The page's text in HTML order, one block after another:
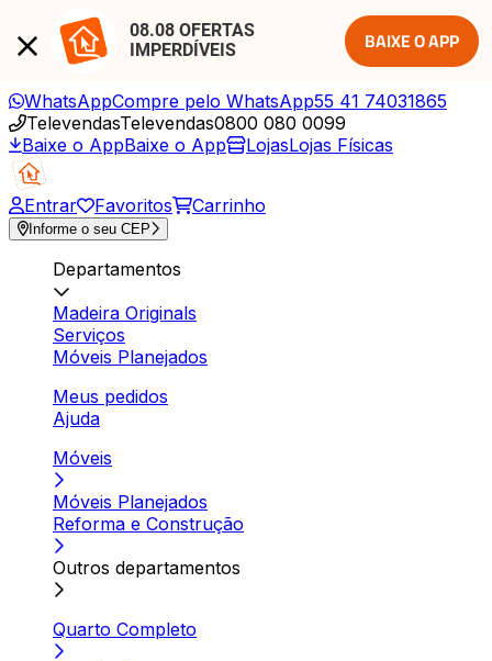
08.08 OFERTAS
IMPERDÍVEIS
BAIXE O APP
WhatsAppCompre pelo WhatsApp55 41 74031865
TelevendasTelevendas0800 080 0099
Baixe o AppBaixe o App LojasLojas Físicas
Entrar Favoritos Carrinho
Informe o seu CEP
Departamentos
Madeira Originals
Serviços
Móveis Planejados
Meus pedidos
Ajuda
Móveis
Móveis Planejados
Reforma e Construção
Outros departamentos
Quarto Completo